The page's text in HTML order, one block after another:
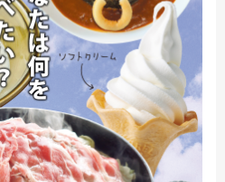
おすすめコース
団体プラン
採用情報